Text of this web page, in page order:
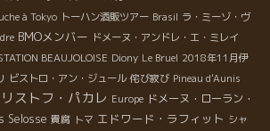
à Tokyo トーハン酒販ツアー Brasil ラ・ミーゾ・ヴ
BMOメンバー ドメーヌ・アンドレ・エ・ミレイ
BEAUJOLOISE Diony Le Bruel 2018年11月伊
ビストロ・アン・ジュール 侘び寂び Pineau d'Aunis
ストフ・パカレ Europe ドメーヌ・ローラン・
Selosse 貴腐 トマ エドワード・ラフィット シャ